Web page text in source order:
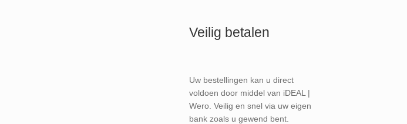
Veilig betalen
Uw bestellingen kan u direct
voldoen door middel van iDEAL |
Wero. Veilig en snel via uw eigen
bank zoals u gewend bent.